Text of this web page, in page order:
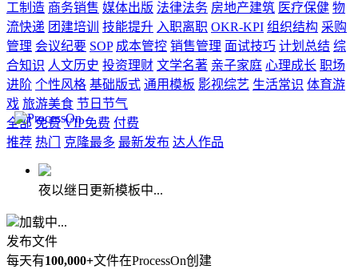
工制造 商务销售 媒体出版 法律法务 房地产建筑 医疗保健 物
流快递 团建培训 技能提升 入职离职 OKR-KPI 组织结构 采购
管理 会议纪要 SOP 成本管控 销售管理 面试技巧 计划总结 综
合知识 人文历史 投资理财 文学名著 亲子家庭 心理成长 职场
进阶 个性风格 基础版式 通用模板 影视综艺 生活常识 体育游
戏 旅游美食 节日节气
全部 免费 VIP免费 付费
推荐 热门 克隆最多 最新发布 达人作品
夜以继日更新模板中...
加载中...
发布文件
每天有100,000+文件在ProcessOn创建